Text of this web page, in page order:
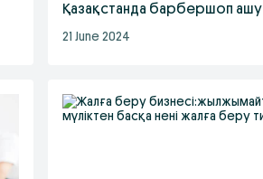
Қазақстанда барбершоп ашу
21 June 2024